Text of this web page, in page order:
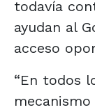
todavía
ayudan al
acceso
“En todos